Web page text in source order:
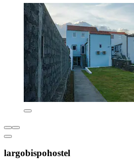
largobispohostel